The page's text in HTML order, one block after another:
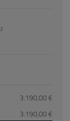
2
3.190,00 €
3.190,00 €